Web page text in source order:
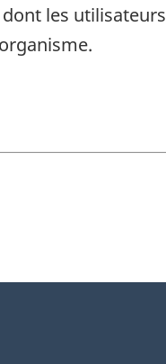
les utilisateurs